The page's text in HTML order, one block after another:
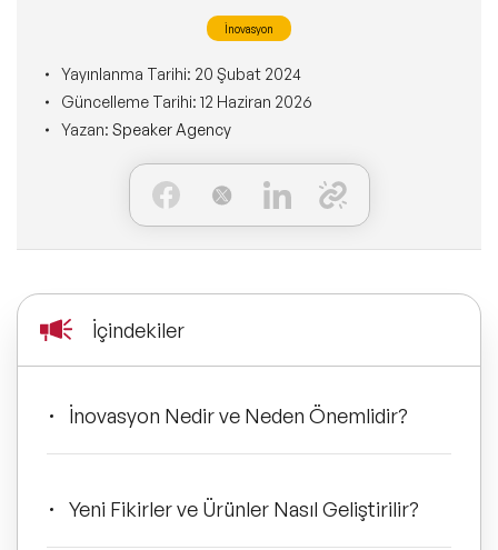
İlham Veren Kadın Konuşmacılar
Kişisel Dönüşüm Konuşmacıları
Sürdürülebilirlik Konuşmacıları
Yeni Konuşmacılarımız
Dijital Dönüşüm Konuşmacıları
Pazarlama Konuşmacıları
Mindfulness Konuşmacıları
Deneyim Odaklı Çözümler
Konuşmacı Özel Çözümleri
Tüm Çözümler
Ne Sunarız?
Ne Yaparız?
Kim İçin Yaparız?
Kimlerle Yaparız?
Referanslarımız
Sıkça Sorulan Sorular
İLETİŞİM
İnovasyon
Yayınlanma Tarihi: 20 Şubat 2024
Güncelleme Tarihi: 12 Haziran 2026
Yazan: Speaker Agency
İçindekiler
İnovasyon Nedir ve Neden Önemlidir?
Yeni Fikirler ve Ürünler Nasıl Geliştirilir?